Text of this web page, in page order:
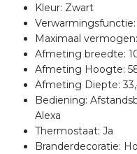
Kleur: Zwart
Verwarmingsfunctie:
Maximaal
Afmeting breedte:
Afmeting Hoogte:
Afmeting Diepte:
Bediening:
Alexa
Thermostaat: Ja
Branderdecoratie: